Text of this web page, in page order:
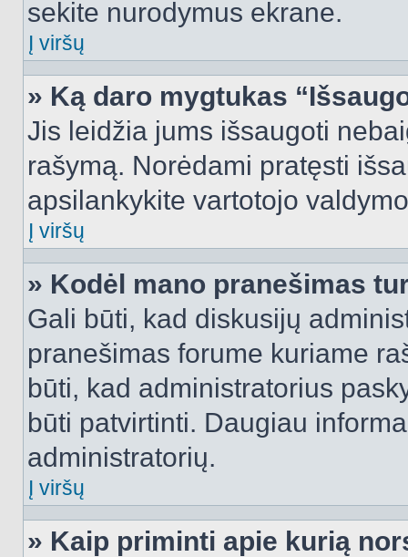
sekite nurodymus ekrane.
Į viršų
» Ką daro mygtukas
Jis leidžia jums išsaugoti
rašymą. Norėdami pratęsti
apsilankykite vartotojo
Į viršų
» Kodėl mano pranešimas
Gali būti, kad diskusijų
pranešimas forume kuriame
būti, kad administratorius
būti patvirtinti. Daugiau
administratorių.
Į viršų
» Kaip priminti apie kurią